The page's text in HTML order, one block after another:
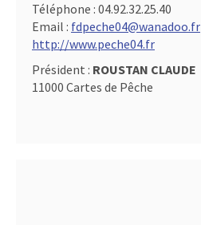
Téléphone : 04.92.32.25.40
Email : fdpeche04@wanadoo.fr
http://www.peche04.fr
Président : ROUSTAN CLAUDE
11000 Cartes de Pêche